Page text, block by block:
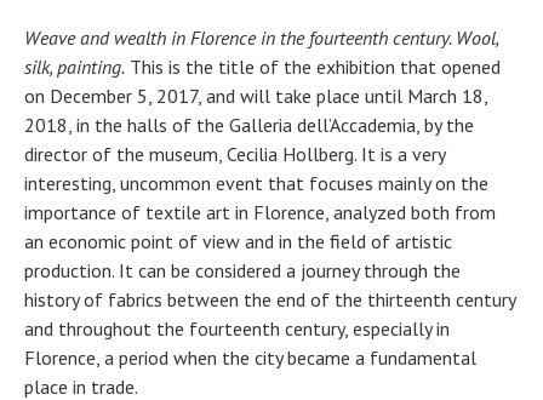
Weave and wealth in Florence in the fourteenth century. Wool,
silk, painting. This is the title of the exhibition that opened
on December 5, 2017, and will take place until March 18,
2018, in the halls of the Galleria dell’Accademia, by the
director of the museum, Cecilia Hollberg. It is a very
interesting, uncommon event that focuses mainly on the
importance of textile art in Florence, analyzed both from
an economic point of view and in the field of artistic
production. It can be considered a journey through the
history of fabrics between the end of the thirteenth century
and throughout the fourteenth century, especially in
Florence, a period when the city became a fundamental
place in trade.